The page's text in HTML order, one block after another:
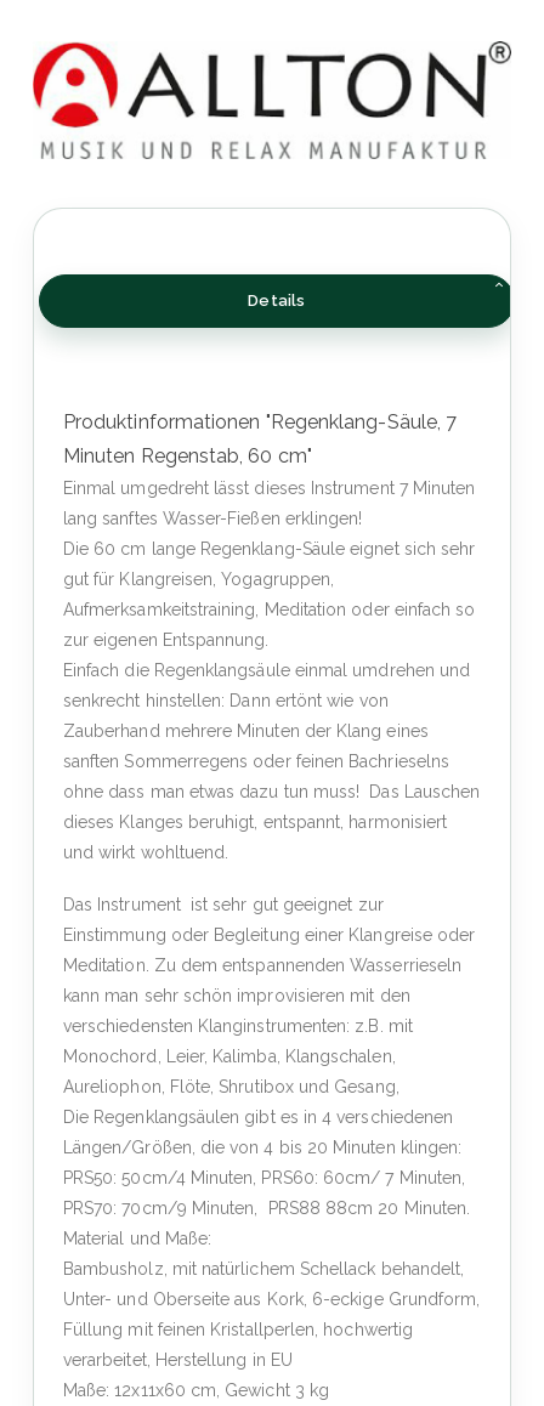
Details
Produktinformationen "Regenklang-Säule, 7
Minuten Regenstab, 60 cm"
Einmal umgedreht lässt dieses Instrument 7 Minuten
lang sanftes Wasser-Fießen erklingen!
Die 60 cm lange Regenklang-Säule eignet sich sehr
gut für Klangreisen, Yogagruppen,
Aufmerksamkeitstraining, Meditation oder einfach so
zur eigenen Entspannung.
Einfach die Regenklangsäule einmal umdrehen und
senkrecht hinstellen: Dann ertönt wie von
Zauberhand mehrere Minuten der Klang eines
sanften Sommerregens oder feinen Bachrieselns
ohne dass man etwas dazu tun muss! Das Lauschen
dieses Klanges beruhigt, entspannt, harmonisiert
und wirkt wohltuend.
Das Instrument ist sehr gut geeignet zur
Einstimmung oder Begleitung einer Klangreise oder
Meditation. Zu dem entspannenden Wasserrieseln
kann man sehr schön improvisieren mit den
verschiedensten Klanginstrumenten: z.B. mit
Monochord, Leier, Kalimba, Klangschalen,
Aureliophon, Flöte, Shrutibox und Gesang,
Die Regenklangsäulen gibt es in 4 verschiedenen
Längen/Größen, die von 4 bis 20 Minuten klingen:
PRS50: 50cm/4 Minuten, PRS60: 60cm/ 7 Minuten,
PRS70: 70cm/9 Minuten, PRS88 88cm 20 Minuten.
Material und Maße:
Bambusholz, mit natürlichem Schellack behandelt,
Unter- und Oberseite aus Kork, 6-eckige Grundform,
Füllung mit feinen Kristallperlen, hochwertig
verarbeitet, Herstellung in EU
Maße: 12x11x60 cm, Gewicht 3 kg